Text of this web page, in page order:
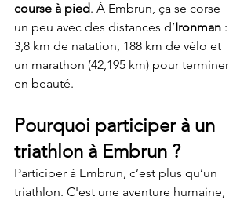
course à pied. À Embrun, ça se corse
un peu avec des distances d’Ironman :
3,8 km de natation, 188 km de vélo et
un marathon (42,195 km) pour terminer
en beauté.
Pourquoi participer à un
triathlon à Embrun ?
Participer à Embrun, c’est plus qu’un
triathlon. C'est une aventure humaine,